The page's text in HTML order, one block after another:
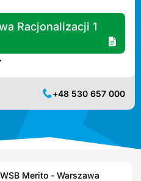
Racjonalizacji 1
+48 530 657 000
WSB Merito - Warszawa